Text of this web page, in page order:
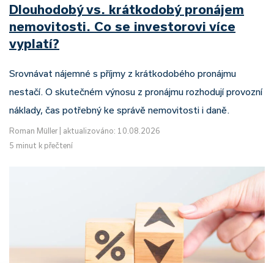
Dlouhodobý vs. krátkodobý pronájem
nemovitosti. Co se investorovi více
vyplatí?
Srovnávat nájemné s příjmy z krátkodobého pronájmu
nestačí. O skutečném výnosu z pronájmu rozhodují provozní
náklady, čas potřebný ke správě nemovitosti i daně.
Roman Müller
aktualizováno: 10.08.2026
5 minut k přečtení